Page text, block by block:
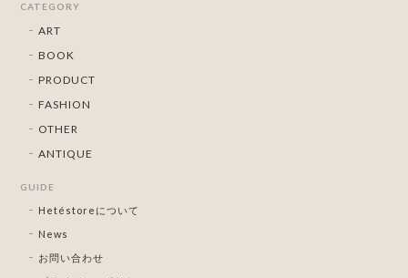
CATEGORY
ART
BOOK
PRODUCT
FASHION
OTHER
ANTIQUE
GUIDE
Hetéstoreについて
News
お問い合わせ